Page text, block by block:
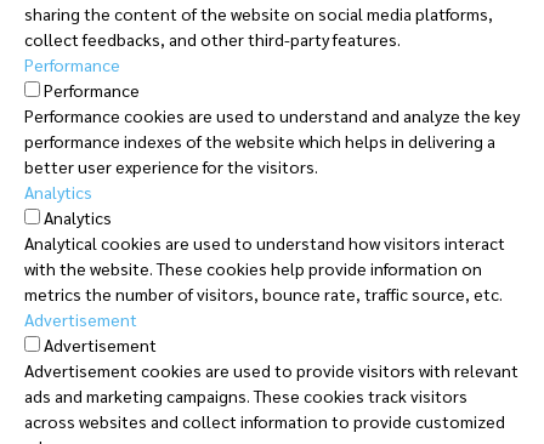
sharing the content of the website on social media platforms,
collect feedbacks, and other third-party features.
Performance
Performance
Performance cookies are used to understand and analyze the key
performance indexes of the website which helps in delivering a
better user experience for the visitors.
Analytics
Analytics
Analytical cookies are used to understand how visitors interact
with the website. These cookies help provide information on
metrics the number of visitors, bounce rate, traffic source, etc.
Advertisement
Advertisement
Advertisement cookies are used to provide visitors with relevant
ads and marketing campaigns. These cookies track visitors
across websites and collect information to provide customized